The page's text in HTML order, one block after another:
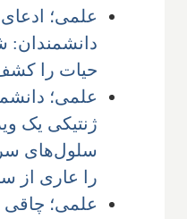
علمی؛
دانشمندان:
حیات را
علمی؛
ژنتیکی یک
سلول‌های
را عاری از